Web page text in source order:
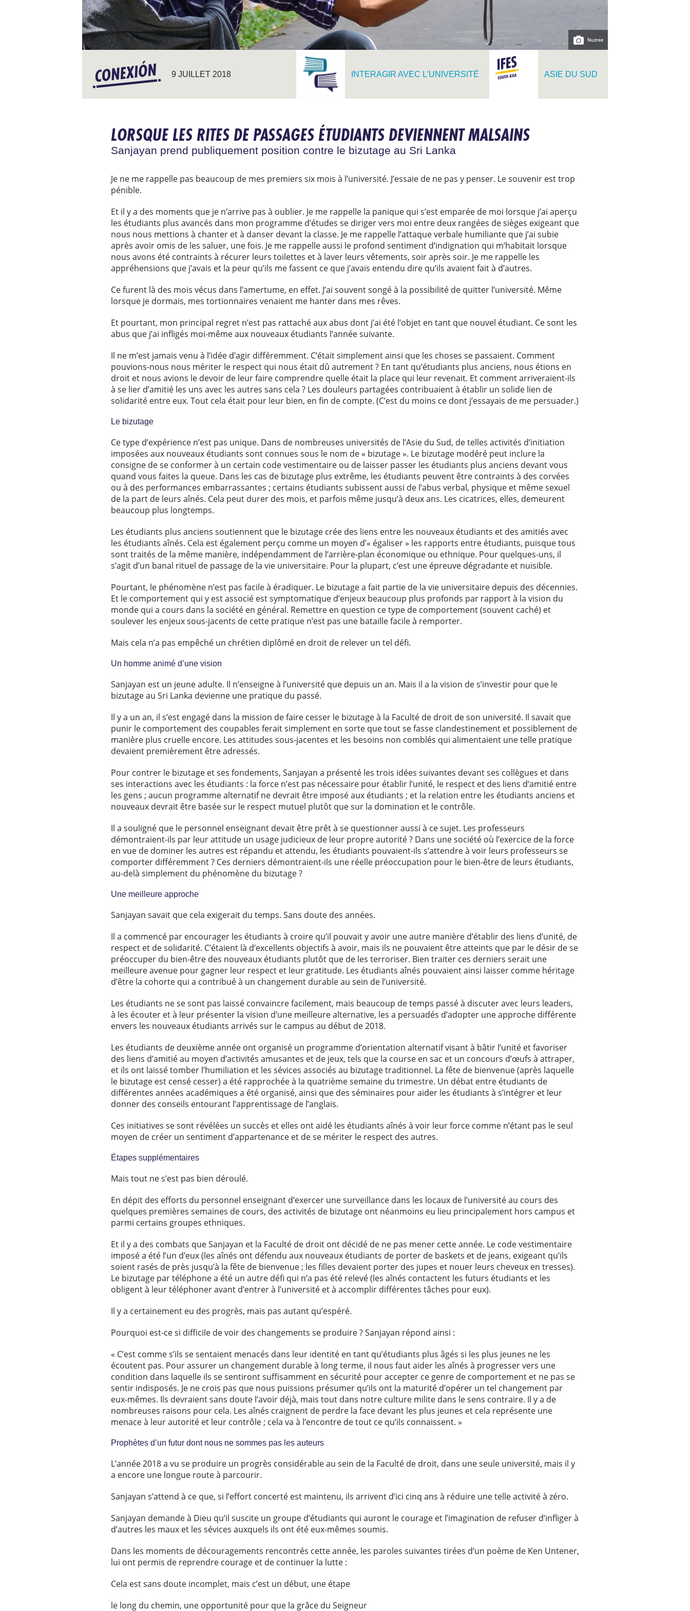
Nuzree
9 JUILLET 2018 INTERAGIR AVEC L’UNIVERSITÉ ASIE DU SUD
LORSQUE LES RITES DE PASSAGES ÉTUDIANTS DEVIENNENT MALSAINS
Sanjayan prend publiquement position contre le bizutage au Sri Lanka
Je ne me rappelle pas beaucoup de mes premiers six mois à l’université. J’essaie de ne pas y penser. Le souvenir est trop
pénible.
Et il y a des moments que je n’arrive pas à oublier. Je me rappelle la panique qui s’est emparée de moi lorsque j’ai aperçu
les étudiants plus avancés dans mon programme d’études se diriger vers moi entre deux rangées de sièges exigeant que
nous nous mettions à chanter et à danser devant la classe. Je me rappelle l’attaque verbale humiliante que j’ai subie
après avoir omis de les saluer, une fois. Je me rappelle aussi le profond sentiment d’indignation qui m’habitait lorsque
nous avons été contraints à récurer leurs toilettes et à laver leurs vêtements, soir après soir. Je me rappelle les
appréhensions que j’avais et la peur qu’ils me fassent ce que j’avais entendu dire qu’ils avaient fait à d’autres.
Ce furent là des mois vécus dans l’amertume, en effet. J’ai souvent songé à la possibilité de quitter l’université. Même
lorsque je dormais, mes tortionnaires venaient me hanter dans mes rêves.
Et pourtant, mon principal regret n’est pas rattaché aux abus dont j’ai été l’objet en tant que nouvel étudiant. Ce sont les
abus que j’ai infligés moi-même aux nouveaux étudiants l’année suivante.
Il ne m’est jamais venu à l’idée d’agir différemment. C’était simplement ainsi que les choses se passaient. Comment
pouvions-nous nous mériter le respect qui nous était dû autrement ? En tant qu’étudiants plus anciens, nous étions en
droit et nous avions le devoir de leur faire comprendre quelle était la place qui leur revenait. Et comment arriveraient-ils
à se lier d’amitié les uns avec les autres sans cela ? Les douleurs partagées contribuaient à établir un solide lien de
solidarité entre eux. Tout cela était pour leur bien, en fin de compte. (C’est du moins ce dont j’essayais de me persuader.)
Le bizutage
Ce type d’expérience n’est pas unique. Dans de nombreuses universités de l’Asie du Sud, de telles activités d’initiation
imposées aux nouveaux étudiants sont connues sous le nom de « bizutage ». Le bizutage modéré peut inclure la
consigne de se conformer à un certain code vestimentaire ou de laisser passer les étudiants plus anciens devant vous
quand vous faites la queue. Dans les cas de bizutage plus extrême, les étudiants peuvent être contraints à des corvées
ou à des performances embarrassantes ; certains étudiants subissent aussi de l’abus verbal, physique et même sexuel
de la part de leurs aînés. Cela peut durer des mois, et parfois même jusqu’à deux ans. Les cicatrices, elles, demeurent
beaucoup plus longtemps.
Les étudiants plus anciens soutiennent que le bizutage crée des liens entre les nouveaux étudiants et des amitiés avec
les étudiants aînés. Cela est également perçu comme un moyen d’« égaliser » les rapports entre étudiants, puisque tous
sont traités de la même manière, indépendamment de l’arrière-plan économique ou ethnique. Pour quelques-uns, il
s’agit d’un banal rituel de passage de la vie universitaire. Pour la plupart, c’est une épreuve dégradante et nuisible.
Pourtant, le phénomène n’est pas facile à éradiquer. Le bizutage a fait partie de la vie universitaire depuis des décennies.
Et le comportement qui y est associé est symptomatique d’enjeux beaucoup plus profonds par rapport à la vision du
monde qui a cours dans la société en général. Remettre en question ce type de comportement (souvent caché) et
soulever les enjeux sous-jacents de cette pratique n’est pas une bataille facile à remporter.
Mais cela n’a pas empêché un chrétien diplômé en droit de relever un tel défi.
Un homme animé d’une vision
Sanjayan est un jeune adulte. Il n’enseigne à l’université que depuis un an. Mais il a la vision de s’investir pour que le
bizutage au Sri Lanka devienne une pratique du passé.
Il y a un an, il s’est engagé dans la mission de faire cesser le bizutage à la Faculté de droit de son université. Il savait que
punir le comportement des coupables ferait simplement en sorte que tout se fasse clandestinement et possiblement de
manière plus cruelle encore. Les attitudes sous-jacentes et les besoins non comblés qui alimentaient une telle pratique
devaient premièrement être adressés.
Pour contrer le bizutage et ses fondements, Sanjayan a présenté les trois idées suivantes devant ses collègues et dans
ses interactions avec les étudiants : la force n’est pas nécessaire pour établir l’unité, le respect et des liens d’amitié entre
les gens ; aucun programme alternatif ne devrait être imposé aux étudiants ; et la relation entre les étudiants anciens et
nouveaux devrait être basée sur le respect mutuel plutôt que sur la domination et le contrôle.
Il a souligné que le personnel enseignant devait être prêt à se questionner aussi à ce sujet. Les professeurs
démontraient-ils par leur attitude un usage judicieux de leur propre autorité ? Dans une société où l’exercice de la force
en vue de dominer les autres est répandu et attendu, les étudiants pouvaient-ils s’attendre à voir leurs professeurs se
comporter différemment ? Ces derniers démontraient-ils une réelle préoccupation pour le bien-être de leurs étudiants,
au-delà simplement du phénomène du bizutage ?
Une meilleure approche
Sanjayan savait que cela exigerait du temps. Sans doute des années.
Il a commencé par encourager les étudiants à croire qu’il pouvait y avoir une autre manière d’établir des liens d’unité, de
respect et de solidarité. C’étaient là d’excellents objectifs à avoir, mais ils ne pouvaient être atteints que par le désir de se
préoccuper du bien-être des nouveaux étudiants plutôt que de les terroriser. Bien traiter ces derniers serait une
meilleure avenue pour gagner leur respect et leur gratitude. Les étudiants aînés pouvaient ainsi laisser comme héritage
d’être la cohorte qui a contribué à un changement durable au sein de l’université.
Les étudiants ne se sont pas laissé convaincre facilement, mais beaucoup de temps passé à discuter avec leurs leaders,
à les écouter et à leur présenter la vision d’une meilleure alternative, les a persuadés d’adopter une approche différente
envers les nouveaux étudiants arrivés sur le campus au début de 2018.
Les étudiants de deuxième année ont organisé un programme d’orientation alternatif visant à bâtir l’unité et favoriser
des liens d’amitié au moyen d’activités amusantes et de jeux, tels que la course en sac et un concours d’œufs à attraper,
et ils ont laissé tomber l’humiliation et les sévices associés au bizutage traditionnel. La fête de bienvenue (après laquelle
le bizutage est censé cesser) a été rapprochée à la quatrième semaine du trimestre. Un débat entre étudiants de
différentes années académiques a été organisé, ainsi que des séminaires pour aider les étudiants à s’intégrer et leur
donner des conseils entourant l’apprentissage de l’anglais.
Ces initiatives se sont révélées un succès et elles ont aidé les étudiants aînés à voir leur force comme n’étant pas le seul
moyen de créer un sentiment d’appartenance et de se mériter le respect des autres.
Étapes supplémentaires
Mais tout ne s’est pas bien déroulé.
En dépit des efforts du personnel enseignant d’exercer une surveillance dans les locaux de l’université au cours des
quelques premières semaines de cours, des activités de bizutage ont néanmoins eu lieu principalement hors campus et
parmi certains groupes ethniques.
Et il y a des combats que Sanjayan et la Faculté de droit ont décidé de ne pas mener cette année. Le code vestimentaire
imposé a été l’un d’eux (les aînés ont défendu aux nouveaux étudiants de porter de baskets et de jeans, exigeant qu’ils
soient rasés de près jusqu’à la fête de bienvenue ; les filles devaient porter des jupes et nouer leurs cheveux en tresses).
Le bizutage par téléphone a été un autre défi qui n’a pas été relevé (les aînés contactent les futurs étudiants et les
obligent à leur téléphoner avant d’entrer à l’université et à accomplir différentes tâches pour eux).
Il y a certainement eu des progrès, mais pas autant qu’espéré.
Pourquoi est-ce si difficile de voir des changements se produire ? Sanjayan répond ainsi :
« C’est comme s’ils se sentaient menacés dans leur identité en tant qu’étudiants plus âgés si les plus jeunes ne les
écoutent pas. Pour assurer un changement durable à long terme, il nous faut aider les aînés à progresser vers une
condition dans laquelle ils se sentiront suffisamment en sécurité pour accepter ce genre de comportement et ne pas se
sentir indisposés. Je ne crois pas que nous puissions présumer qu’ils ont la maturité d’opérer un tel changement par
eux-mêmes. Ils devraient sans doute l’avoir déjà, mais tout dans notre culture milite dans le sens contraire. Il y a de
nombreuses raisons pour cela. Les aînés craignent de perdre la face devant les plus jeunes et cela représente une
menace à leur autorité et leur contrôle ; cela va à l’encontre de tout ce qu’ils connaissent. »
Prophètes d’un futur dont nous ne sommes pas les auteurs
L’année 2018 a vu se produire un progrès considérable au sein de la Faculté de droit, dans une seule université, mais il y
a encore une longue route à parcourir.
Sanjayan s’attend à ce que, si l’effort concerté est maintenu, ils arrivent d’ici cinq ans à réduire une telle activité à zéro.
Sanjayan demande à Dieu qu’il suscite un groupe d’étudiants qui auront le courage et l’imagination de refuser d’infliger à
d’autres les maux et les sévices auxquels ils ont été eux-mêmes soumis.
Dans les moments de découragements rencontrés cette année, les paroles suivantes tirées d’un poème de Ken Untener,
lui ont permis de reprendre courage et de continuer la lutte :
Cela est sans doute incomplet, mais c’est un début, une étape
le long du chemin, une opportunité pour que la grâce du Seigneur